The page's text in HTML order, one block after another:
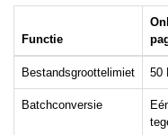
Functie
Bestandsgroottelimiet 50
Batchconversie